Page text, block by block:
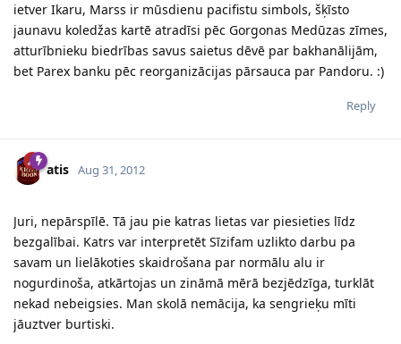
ietver Ikaru, Marss ir mūsdienu pacifistu simbols, šķīsto
jaunavu koledžas kartē atradīsi pēc Gorgonas Medūzas zīmes,
atturībnieku biedrības savus saietus dēvē par bakhanālijām,
bet Parex banku pēc reorganizācijas pārsauca par Pandoru. :)
Reply
atis Aug 31, 2012
Juri, nepārspīlē. Tā jau pie katras lietas var piesieties līdz
bezgalībai. Katrs var interpretēt Sīzifam uzlikto darbu pa
savam un lielākoties skaidrošana par normālu alu ir
nogurdinoša, atkārtojas un zināmā mērā bezjēdzīga, turklāt
nekad nebeigsies. Man skolā nemācija, ka sengrieķu mīti
jāuztver burtiski.